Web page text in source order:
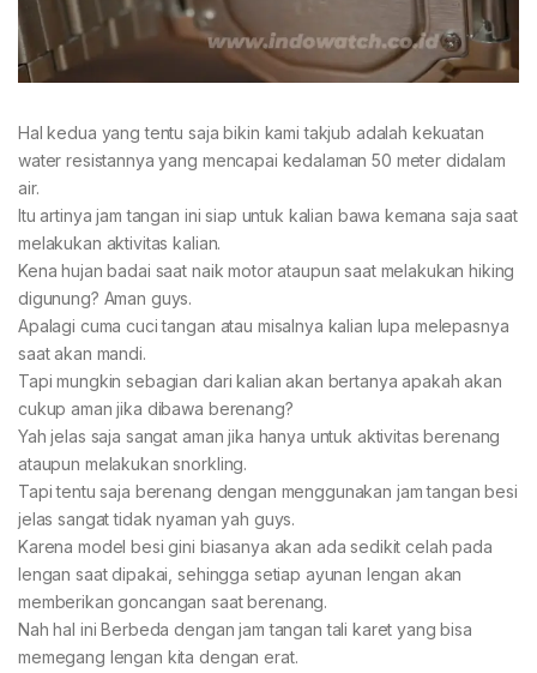
Hal kedua yang tentu saja bikin kami takjub adalah kekuatan
water resistannya yang mencapai kedalaman 50 meter didalam
air.
Itu artinya jam tangan ini siap untuk kalian bawa kemana saja saat
melakukan aktivitas kalian.
Kena hujan badai saat naik motor ataupun saat melakukan hiking
digunung? Aman guys.
Apalagi cuma cuci tangan atau misalnya kalian lupa melepasnya
saat akan mandi.
Tapi mungkin sebagian dari kalian akan bertanya apakah akan
cukup aman jika dibawa berenang?
Yah jelas saja sangat aman jika hanya untuk aktivitas berenang
ataupun melakukan snorkling.
Tapi tentu saja berenang dengan menggunakan jam tangan besi
jelas sangat tidak nyaman yah guys.
Karena model besi gini biasanya akan ada sedikit celah pada
lengan saat dipakai, sehingga setiap ayunan lengan akan
memberikan goncangan saat berenang.
Nah hal ini Berbeda dengan jam tangan tali karet yang bisa
memegang lengan kita dengan erat.